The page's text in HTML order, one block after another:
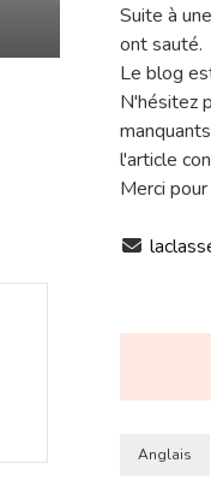
Suite à
ont sauté.
Le blog
N'hésitez
l'article
Merci
Anglais